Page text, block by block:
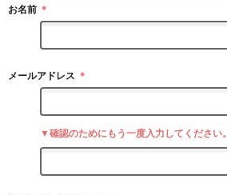
お名前 ＊
メールアドレス ＊
▼確認のためにもう一度入力してください。